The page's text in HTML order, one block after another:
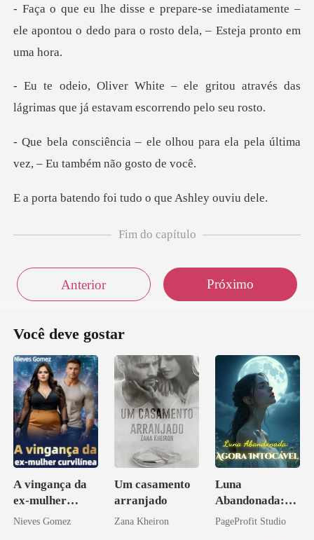
mediatamente –
ele apontou o dedo para o
gritou através das
lágrimas que já
hou para ela pela última
vez, –
foi tudo o que A
Fim do capítulo
Anterior Próximo
Você deve gostar
A vingança da
ex-mulher
curvilínea
Nieves Gomez
Um casamento
arranjado
Zana Kheiron
Luna
Abandonada:
Agora Intocável
PageProfit Studio